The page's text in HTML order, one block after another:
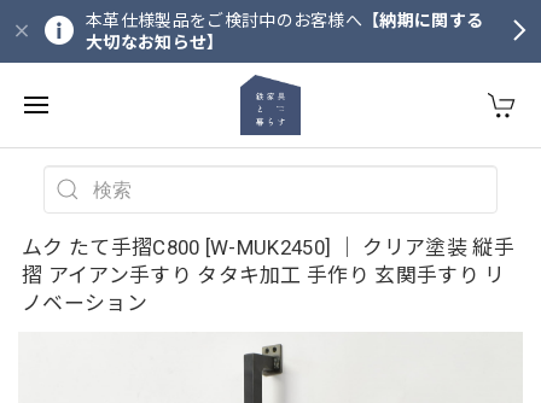
本革仕様製品をご検討中のお客様へ 【納期に関する
大切なお知らせ】
ムク たて手摺C800 [W-MUK2450] ｜ クリア塗装 縦手
摺 アイアン手すり タタキ加工 手作り 玄関手すり リ
ノベーション